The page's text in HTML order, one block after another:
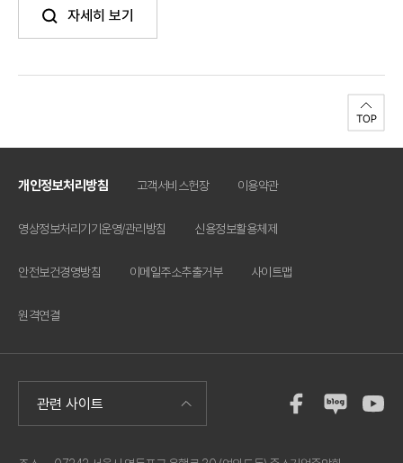
자세히 보기
개인정보처리방침 고객서비스헌장 이용약관
영상정보처리기기운영/관리방침 신용정보활용체제
안전보건경영방침 이메일주소추출거부 사이트맵
원격연결